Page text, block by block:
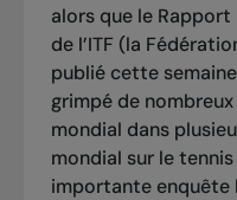
alors que le Rapport
de l’ITF (la
publié cette
grimpé de
mondial dans
mondial sur le tennis
importante enquête